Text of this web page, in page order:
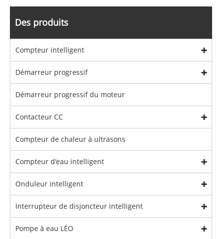
Des produits
Compteur intelligent
Démarreur progressif
Démarreur progressif du moteur
Contacteur CC
Compteur de chaleur à ultrasons
Compteur d'eau intelligent
Onduleur intelligent
Interrupteur de disjoncteur intelligent
Pompe à eau LÉO